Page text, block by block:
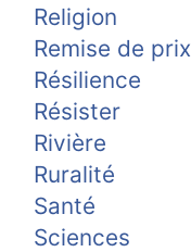
Religion
Remise de prix
Résilience
Résister
Rivière
Ruralité
Santé
Sciences